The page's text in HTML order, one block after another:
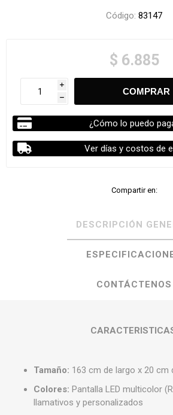
Código: 83147
$ 6.885
i
h
¿Cómo lo puedo
Ver días y costos de
Compartir en:
DESCRIPCIÓN
CONTÁCTENOS
Tamaño: 163 cm de largo x 20 cm
Colores: Pantalla LED multicolor
llamativos y personalizados